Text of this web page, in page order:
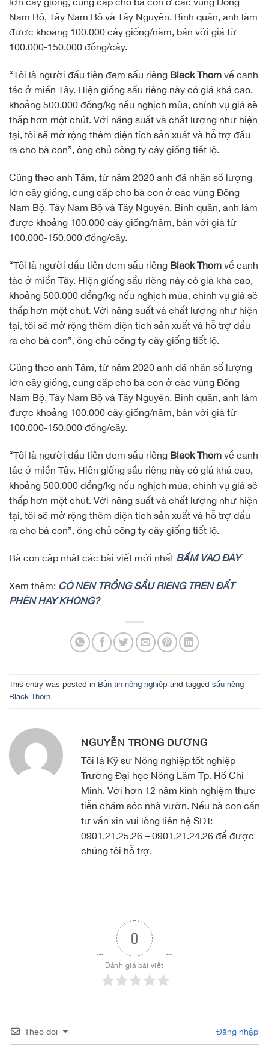
Nam Bộ, Tây Nam Bộ và Tây Nguyên. Bình quân, anh làm
được khoảng 100.000 cây giống/năm, bán với giá từ
100.000-150.000 đồng/cây.
“Tôi là người đầu tiên đem sầu riêng Black Thorn về canh
tác ở miền Tây. Hiện giống sầu riêng này có giá khá cao,
khoảng 500.000 đồng/kg nếu nghịch mùa, chính vụ giá sẽ
thấp hơn một chút. Với năng suất và chất lượng như hiện
tại, tôi sẽ mở rộng thêm diện tích sản xuất và hỗ trợ đầu
ra cho bà con”, ông chủ công ty cây giống tiết lộ.
Cũng theo anh Tâm, từ năm 2020 anh đã nhân số lượng
lớn cây giống, cung cấp cho bà con ở các vùng Đông
Nam Bộ, Tây Nam Bộ và Tây Nguyên. Bình quân, anh làm
được khoảng 100.000 cây giống/năm, bán với giá từ
100.000-150.000 đồng/cây.
“Tôi là người đầu tiên đem sầu riêng Black Thorn về canh
tác ở miền Tây. Hiện giống sầu riêng này có giá khá cao,
khoảng 500.000 đồng/kg nếu nghịch mùa, chính vụ giá sẽ
thấp hơn một chút. Với năng suất và chất lượng như hiện
tại, tôi sẽ mở rộng thêm diện tích sản xuất và hỗ trợ đầu
ra cho bà con”, ông chủ công ty cây giống tiết lộ.
Cũng theo anh Tâm, từ năm 2020 anh đã nhân số lượng
lớn cây giống, cung cấp cho bà con ở các vùng Đông
Nam Bộ, Tây Nam Bộ và Tây Nguyên. Bình quân, anh làm
được khoảng 100.000 cây giống/năm, bán với giá từ
100.000-150.000 đồng/cây.
“Tôi là người đầu tiên đem sầu riêng Black Thorn về canh
tác ở miền Tây. Hiện giống sầu riêng này có giá khá cao,
khoảng 500.000 đồng/kg nếu nghịch mùa, chính vụ giá sẽ
thấp hơn một chút. Với năng suất và chất lượng như hiện
tại, tôi sẽ mở rộng thêm diện tích sản xuất và hỗ trợ đầu
ra cho bà con”, ông chủ công ty cây giống tiết lộ.
Bà con cập nhật các bài viết mới nhất BẤM VÀO ĐÂY
Xem thêm: CÓ NÊN TRỒNG SẦU RIÊNG TRÊN ĐẤT
PHÈN HAY KHÔNG?
This entry was posted in Bản tin nông nghiệp and tagged sầu riêng
Black Thorn.
NGUYỄN TRỌNG DƯƠNG
Tôi là Kỹ sư Nông nghiệp tốt nghiệp
Trường Đại học Nông Lâm Tp. Hồ Chí
Minh. Với hơn 12 năm kinh nghiệm thực
tiễn chăm sóc nhà vườn. Nếu bà con cần
tư vấn xin vui lòng liên hệ SĐT:
0901.21.25.26 – 0901.21.24.26 để được
chúng tôi hỗ trợ.
0
Đánh giá bài viết
Theo dõi Đăng nhập